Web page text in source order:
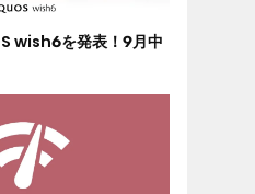
wish6を発表！9月中